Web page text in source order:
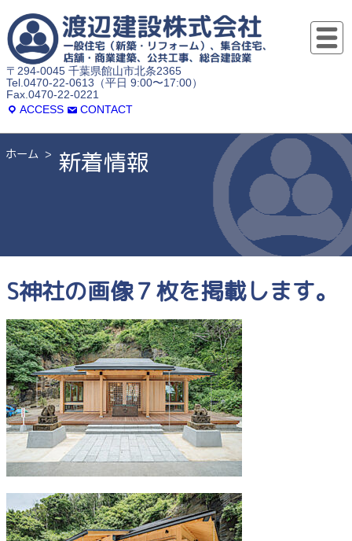
〒294-0045 千葉県館山市北条2365
Tel.0470-22-0613（平日 9:00〜17:00）
Fax.0470-22-0221
ACCESS
CONTACT
ホーム 新着情報
S神社の画像７枚を掲載します。